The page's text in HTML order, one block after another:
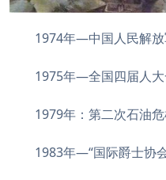
1974年—中国人民解放
1975年—全国四届人大
1979年：第二次石油危
1983年—“国际爵士协